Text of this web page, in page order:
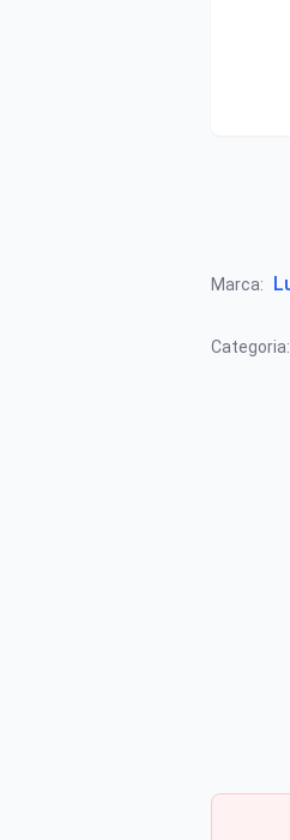
Marca:
Categoria: